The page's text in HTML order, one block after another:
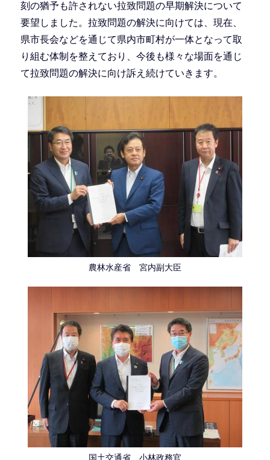
刻の猶予も許されない拉致問題の早期解決について
要望しました。拉致問題の解決に向けては、現在、
県市長会などを通じて県内市町村が一体となって取
り組む体制を整えており、今後も様々な場面を通じ
て拉致問題の解決に向け訴え続けていきます。
農林水産省 宮内副大臣
国土交通省 小林政務官